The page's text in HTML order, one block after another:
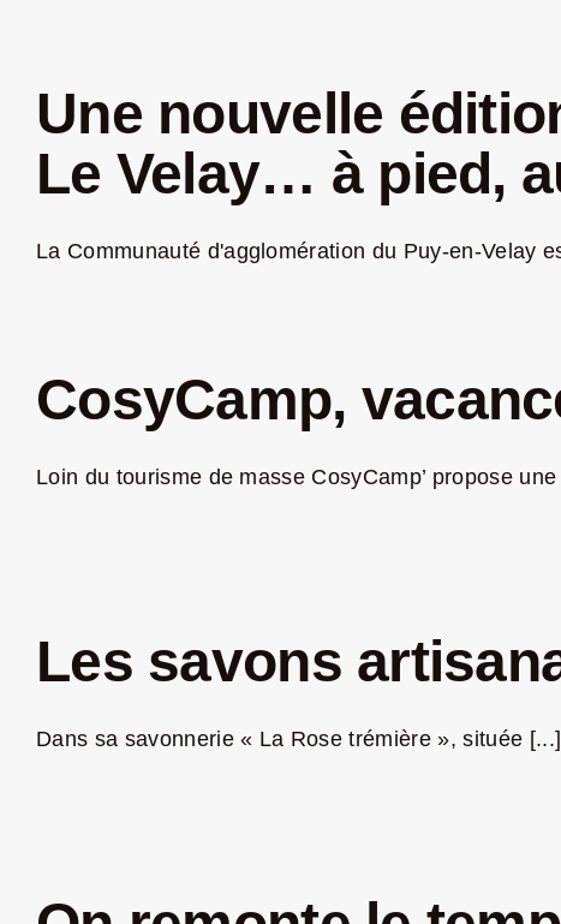
Une nouvelle
Le Velay… à pied,
La Communauté d'agglomération du Puy-en-Velay
CosyCamp,
Loin du tourisme de masse CosyCamp’ propose
Les savons
Dans sa savonnerie « La Rose trémière », située [...]